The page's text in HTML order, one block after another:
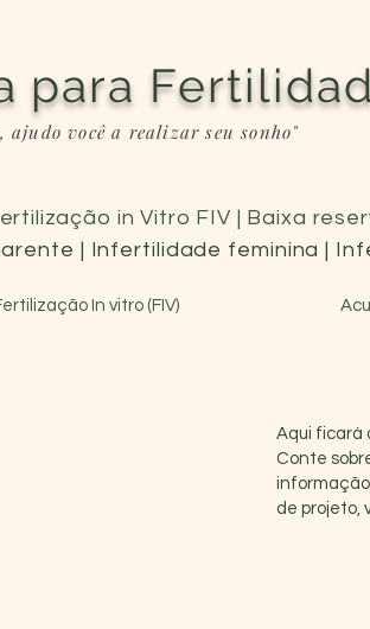
para
in Vitro FIV | Baixa
| Infertilidade feminina |
ajudo você a realizar seu sonho"
In vitro (FIV)
Aqui ficará
Conte
informação
de projeto,